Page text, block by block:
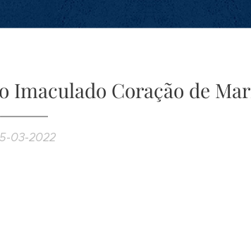
Imaculado Coração de
03-2022